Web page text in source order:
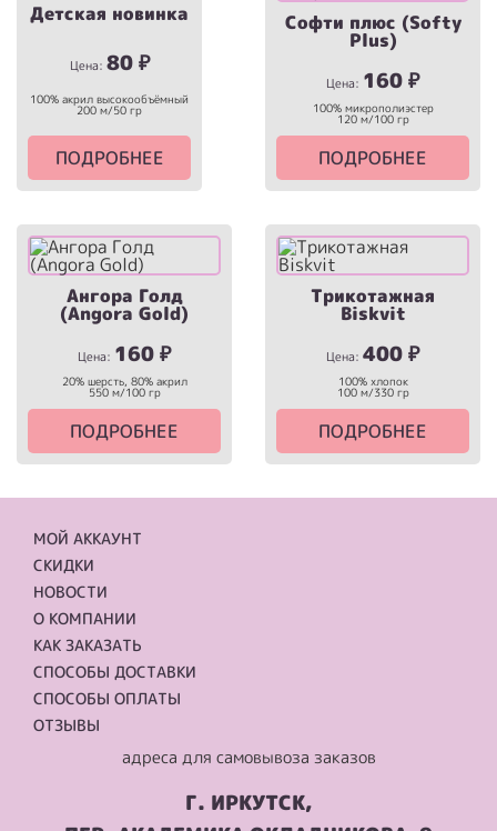
Детская новинка
Цена: 80 ₽
100% акрил высокообъёмный
200 м/50 гр
ПОДРОБНЕЕ
Софти плюс (Softy
Plus)
Цена: 160 ₽
100% микрополиэстер
120 м/100 гр
ПОДРОБНЕЕ
Ангора Голд
(Angora Gold)
Цена: 160 ₽
20% шерсть, 80% акрил
550 м/100 гр
ПОДРОБНЕЕ
Трикотажная
Biskvit
Цена: 400 ₽
100% хлопок
100 м/330 гр
ПОДРОБНЕЕ
МОЙ АККАУНТ
СКИДКИ
НОВОСТИ
О КОМПАНИИ
КАК ЗАКАЗАТЬ
СПОСОБЫ ДОСТАВКИ
СПОСОБЫ ОПЛАТЫ
ОТЗЫВЫ
адреса для самовывоза заказов
Г. ИРКУТСК,